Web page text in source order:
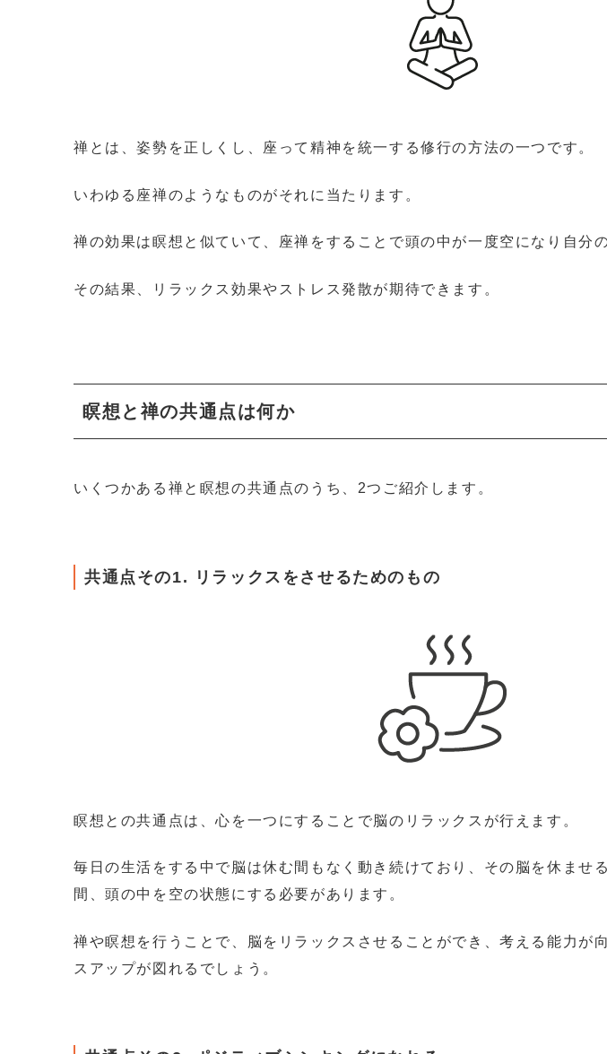
禅とは、姿勢を正しくし、座って精神を統一する修行の方法の一つです。
いわゆる座禅のようなものがそれに当たります。
禅の効果は瞑想と似ていて、座禅をすることで頭の中が一度空になり自分
その結果、リラックス効果やストレス発散が期待できます。
瞑想と禅の共通点は何か
いくつかある禅と瞑想の共通点のうち、2つご紹介します。
共通点その1. リラックスをさせるためのもの
瞑想との共通点は、心を一つにすることで脳のリラックスが行えます。
毎日の生活をする中で脳は休む間もなく動き続けており、その脳を休ませ
間、頭の中を空の状態にする必要があります。
禅や瞑想を行うことで、脳をリラックスさせることができ、考える能力が
スアップが図れるでしょう。